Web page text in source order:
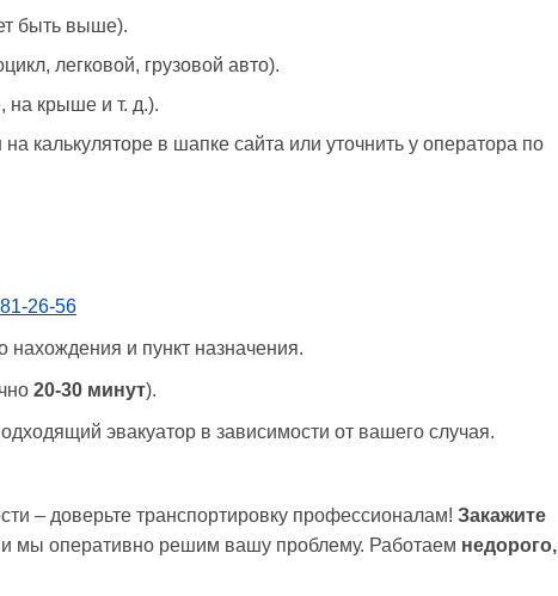
быть выше).
легковой, грузовой авто).
на крыше и т. д.).
калькуляторе в шапке сайта или уточнить у оператора по
26-56
нахождения и пункт назначения.
20-30 минут).
эвакуатор в зависимости от вашего случая.
– доверьте транспортировку профессионалам! Закажите
и мы оперативно решим вашу проблему. Работаем недорого,